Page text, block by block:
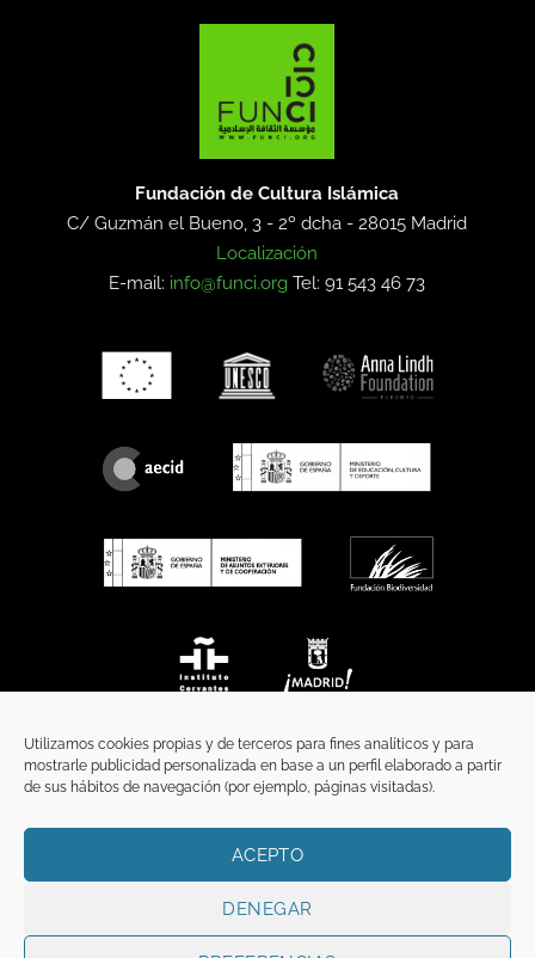
Utilizamos cookies propias y de terceros para fines analíticos y para
mostrarle publicidad personalizada en base a un perfil elaborado a partir
de sus hábitos de navegación (por ejemplo, páginas visitadas).
ACEPTO
DENEGAR
Fundación de Cultura Islámica
C/ Guzmán el Bueno, 3 - 2º dcha -28015 Madrid
Localización
E-mail: info@funci.org Tel: 91 543 46 73
TÉRMINOS Y CONDICIONES
Copyright 2026 ©FunciFUNCI es titular de los derechos de propiedad